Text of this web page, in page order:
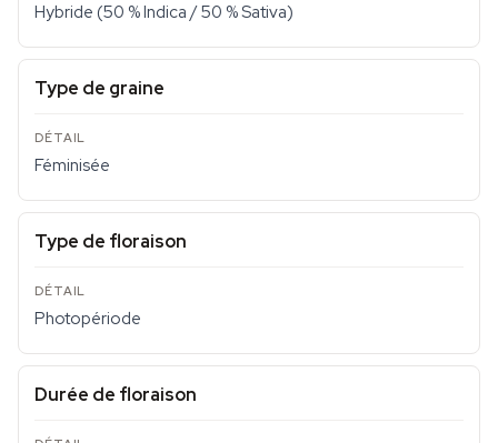
Hybride (50 % Indica / 50 % Sativa)
Type de graine
Féminisée
Type de floraison
Photopériode
Durée de floraison